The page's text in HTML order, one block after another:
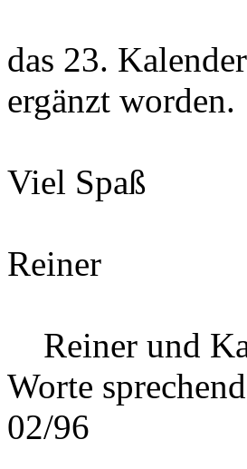
das 23.
ergänzt worden.
Viel Spaß
Reiner
Reiner und
Worte
02/96